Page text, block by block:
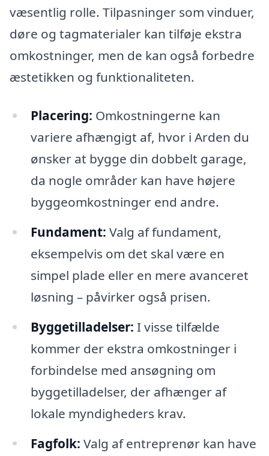
væsentlig rolle. Tilpasninger som vinduer,
døre og tagmaterialer kan tilføje ekstra
omkostninger, men de kan også forbedre
æstetikken og funktionaliteten.
Placering: Omkostningerne kan
variere afhængigt af, hvor i Arden du
ønsker at bygge din dobbelt garage,
da nogle områder kan have højere
byggeomkostninger end andre.
Fundament: Valg af fundament,
eksempelvis om det skal være en
simpel plade eller en mere avanceret
løsning – påvirker også prisen.
Byggetilladelser: I visse tilfælde
kommer der ekstra omkostninger i
forbindelse med ansøgning om
byggetilladelser, der afhænger af
lokale myndigheders krav.
Fagfolk: Valg af entreprenør kan have